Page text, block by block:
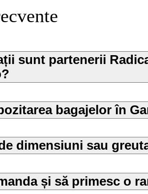
sunt partenerii
bagajelor în
dimensiuni sau
și să primesc o